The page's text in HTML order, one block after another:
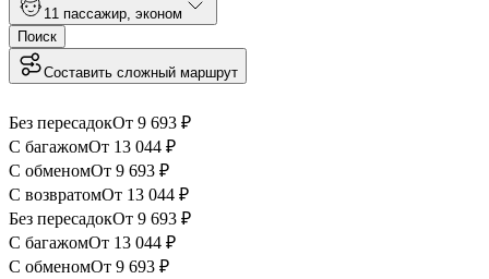
1 1 пассажир эконом
Поиск
Составить сложный маршрут
Без пересадокОт 9 693 ₽
С багажомОт 13 044 ₽
С обменомОт 9 693 ₽
С возвратомОт 13 044 ₽
Без пересадокОт 9 693 ₽
С багажомОт 13 044 ₽
С обменомОт 9 693 ₽